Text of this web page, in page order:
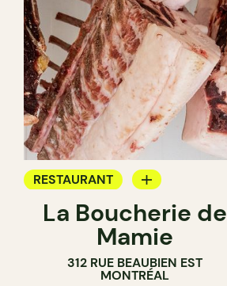
RESTAURANT
BOUCHER
La Boucherie de
Mamie
312 RUE BEAUBIEN EST
MONTRÉAL